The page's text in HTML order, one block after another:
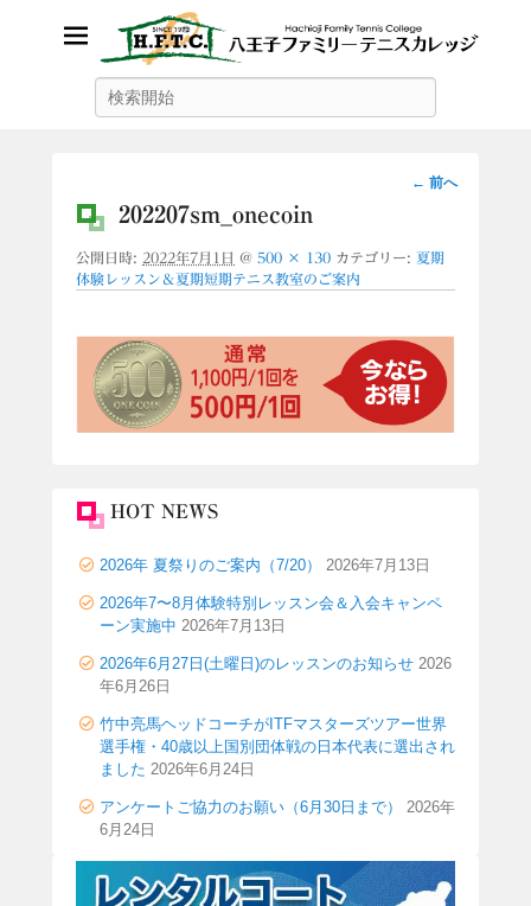
八王子ファミリーテニスカレッ
ジ
画
ビ
ゲ
シ
ョ
ン
← 前へ
202207sm_onecoin
公開日時: 2022年7月1日 @ 500 × 130 カテゴリー: 夏期
体験レッスン＆夏期短期テニス教室のご案内
HOT NEWS
2026年 夏祭りのご案内（7/20） 2026年7月13日
2026年7〜8月体験特別レッスン会＆入会キャンペ
ーン実施中 2026年7月13日
2026年6月27日(土曜日)のレッスンのお知らせ 2026
年6月26日
竹中亮馬ヘッドコーチがITFマスターズツアー世界
選手権・40歳以上国別団体戦の日本代表に選出され
ました 2026年6月24日
アンケートご協力のお願い（6月30日まで）
2026年
6月24日